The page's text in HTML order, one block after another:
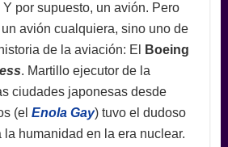
por supuesto, un avión. Pero
avión cualquiera, sino uno de
de la aviación: El
Boeing
. Martillo ejecutor de la
ciudades japonesas desde
(el Enola Gay) tuvo el dudoso
la humanidad en la era nuclear.